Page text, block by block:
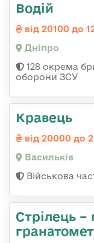
Водій
від 20100 до
Дніпро
128 окрема
оборони ЗСУ
Кравець
від 20000 до
Васильків
Військова
Стрілець –